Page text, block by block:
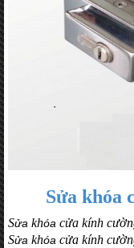
Sửa khóa
Sửa khóa cửa kính
Sửa khóa cửa kính